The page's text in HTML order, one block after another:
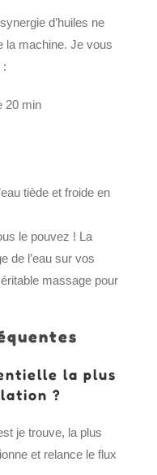
d’huiles ne
la machine. Je vous
:
20 min
tiède et froide en
le pouvez ! La
de l’eau sur vos
massage pour
la plus
?
je trouve, la plus
et relance le flux